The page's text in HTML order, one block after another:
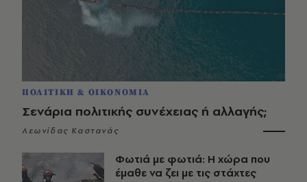
ΠΟΛΙΤΙΚΗ & ΟΙΚΟΝΟΜΙΑ
Σενάρια πολιτικής συνέχειας ή αλλαγής;
Λεωνίδας Καστανάς
Φωτιά με φωτιά: Η χώρα που
έμαθε να ζει με τις στάχτες